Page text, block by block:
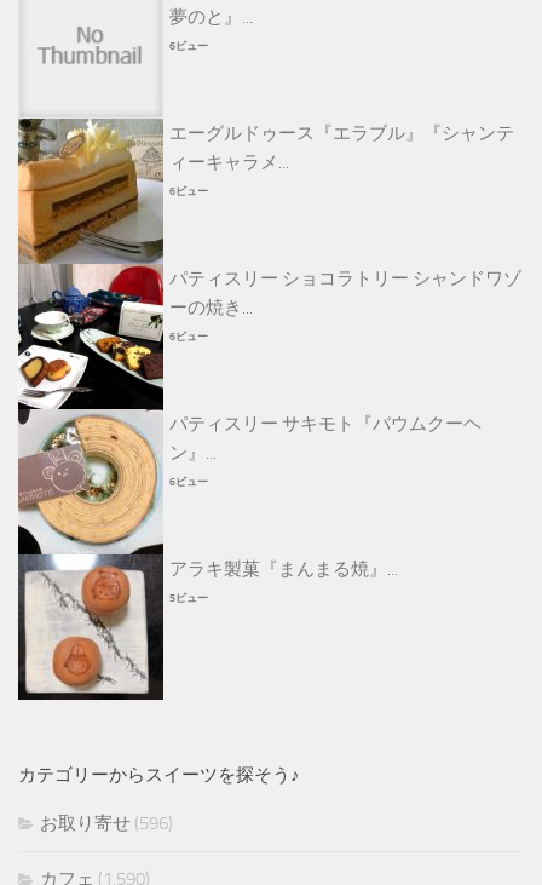
夢のと』...
6ビュー
エーグルドゥース『エラブル』『シャンテ
ィーキャラメ...
6ビュー
パティスリー ショコラトリー シャンドワゾ
ーの焼き...
6ビュー
パティスリー サキモト『バウムクーヘ
ン』...
6ビュー
アラキ製菓『まんまる焼』...
5ビュー
カテゴリーからスイーツを探そう♪
お取り寄せ (596)
カフェ (1,590)